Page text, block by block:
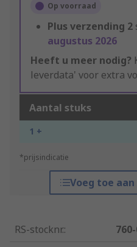
Op voorraad
Plus verzending 2
augustus 2026
Heeft u meer nodig?
leverdata' voor extra
Aantal stuks
1 +
*prijsindicatie
Voeg toe
RS-stocknr.: